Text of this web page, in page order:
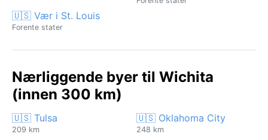
🇺🇸 Vær i St. Louis
Forente stater
Nærliggende byer til Wichita
(innen 300 km)
🇺🇸 Tulsa
209 km
🇺🇸 Oklahoma City
248 km